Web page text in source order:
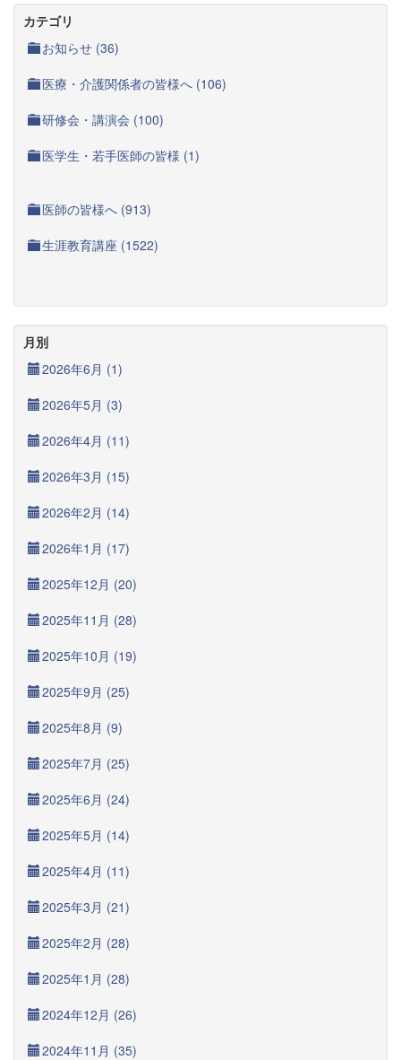
カテゴリ
お知らせ (36)
医療・介護関係者の皆様へ (106)
研修会・講演会 (100)
医学生・若手医師の皆様 (1)
医師の皆様へ (913)
生涯教育講座 (1522)
月別
2026年6月 (1)
2026年5月 (3)
2026年4月 (11)
2026年3月 (15)
2026年2月 (14)
2026年1月 (17)
2025年12月 (20)
2025年11月 (28)
2025年10月 (19)
2025年9月 (25)
2025年8月 (9)
2025年7月 (25)
2025年6月 (24)
2025年5月 (14)
2025年4月 (11)
2025年3月 (21)
2025年2月 (28)
2025年1月 (28)
2024年12月 (26)
2024年11月 (35)